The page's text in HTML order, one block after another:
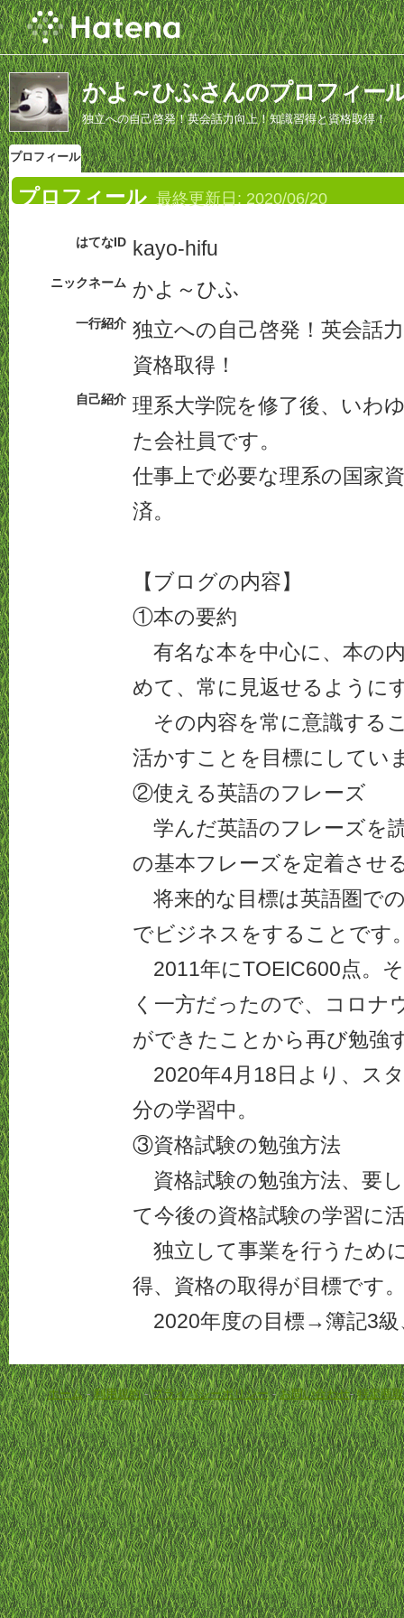
かよ～ひふさんのプロフィー
独立への自己啓発！英会話力向上！知識習得と資格取得！
プロフィール
プロフィール 最終更新日: 2020/06/20
はてなID kayo-hifu
ニックネーム かよ～ひふ
一行紹介 独立への自己啓発！英会話
資格取得！
自己紹介 理系大学院を修了後、いわ
た会社員です。
仕事上で必要な理系の国家
済。
【ブログの内容】
①本の要約
有名な本を中心に、本の
めて、常に見返せるように
その内容を常に意識する
活かすことを目標にしてい
②使える英語のフレーズ
学んだ英語のフレーズを
の基本フレーズを定着させ
将来的な目標は英語圏で
でビジネスをすることです
2011年にTOEIC600点。
く一方だったので、コロナ
ができたことから再び勉強
2020年4月18日より、ス
分の学習中。
③資格試験の勉強方法
資格試験の勉強方法、要
て今後の資格試験の学習に
独立して事業を行うため
得、資格の取得が目標です
2020年度の目標→簿記3級
ホーム-利用規約-プライバシーポリシー-お問い合わせ-特定商